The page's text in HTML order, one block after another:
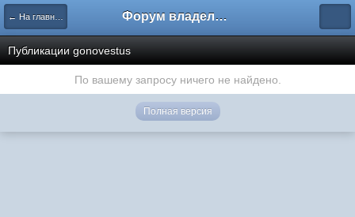
← На главную Форум владельцев интернет-магазинов
Публикации gonovestus
По вашему запросу ничего не найдено.
Полная версия